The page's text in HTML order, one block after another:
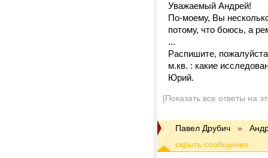
Уважаемый Андрей!
По-моему, Вы
потому, что боюсь, а
...
Распишите,
м.кв. : какие
Юрий.
[Показать все ответы на
Павел Друбич »